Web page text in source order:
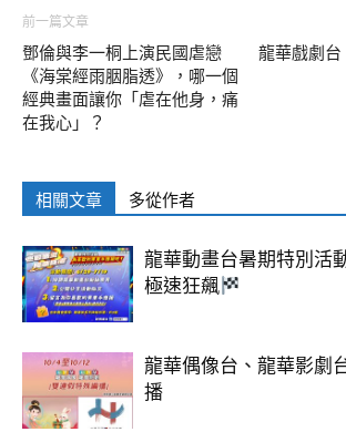
前一篇文章
鄧倫與李一桐上演民國虐戀
《海棠經雨胭脂透》，哪一個
經典畫面讓你「虐在他身，痛
在我心」？
龍華戲劇
相關文章 多從作者
龍華動畫台暑期特別活
極速狂飆
龍華偶像台、龍華影劇
播